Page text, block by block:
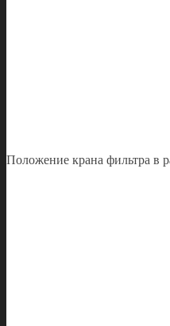
Положение крана фильтра в